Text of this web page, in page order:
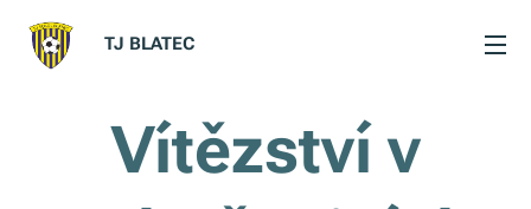
TJ BLATEC
Vítězství v